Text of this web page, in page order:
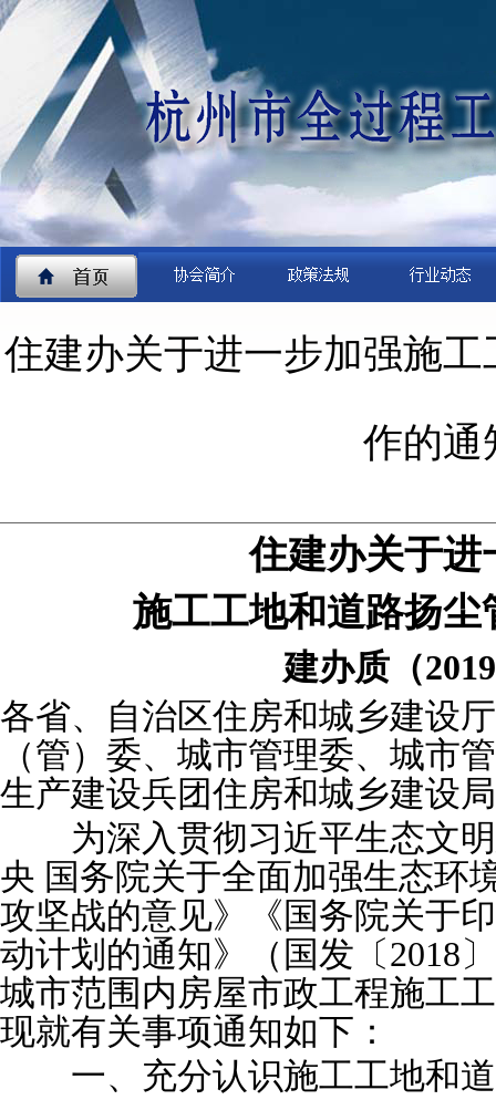
住建办关于进一步加强施
作的通
住建办关于进
施工工地和道路扬尘
建办质（2019
各省、自治区住房和城乡建设
（管）委、城市管理委、城市
生产建设兵团住房和城乡建设
为深入贯彻习近平生态文明
央 国务院关于全面加强生态环
攻坚战的意见》《国务院关于
动计划的通知》（国发〔 2018 〕
城市范围内房屋市政工程施工
现就有关事项通知如下：
一、充分认识施工工地和道